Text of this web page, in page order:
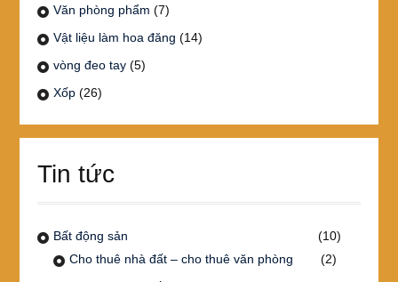
Văn phòng phẩm (7)
Vật liệu làm hoa đăng (14)
vòng đeo tay (5)
Xốp (26)
Tin tức
Bất động sản
(10)
Cho thuê nhà đất – cho thuê văn phòng
(2)